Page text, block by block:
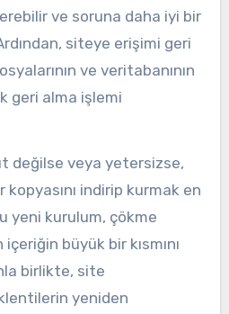
ve soruna daha iyi bir
siteye erişimi geri
ve veritabanının
geri alma işlemi
değilse veya yetersizse,
indirip kurmak en
yeni kurulum, çökme
büyük bir kısmını
birlikte, site
yeniden